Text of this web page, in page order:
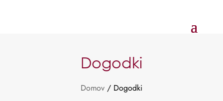
Dogodki
Domov / Dogodki